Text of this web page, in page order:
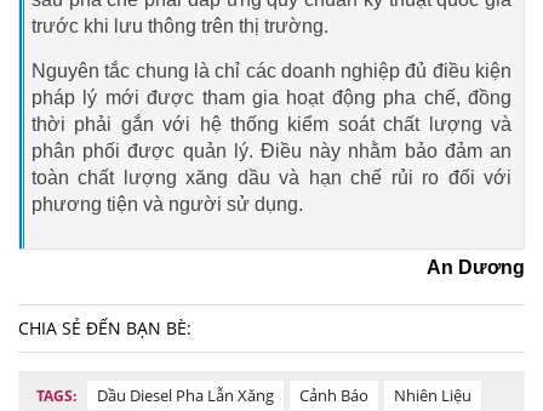
trước khi lưu thông trên thị trường.
Nguyên tắc chung là chỉ các doanh nghiệp đủ điều kiện
pháp lý mới được tham gia hoạt động pha chế, đồng
thời phải gắn với hệ thống kiểm soát chất lượng và
phân phối được quản lý. Điều này nhằm bảo đảm an
toàn chất lượng xăng dầu và hạn chế rủi ro đối với
phương tiện và người sử dụng.
An Dương
CHIA SẺ ĐẾN BẠN BÈ:
TAGS: Dầu Diesel Pha Lẫn Xăng Cảnh Báo
Nhiên Liệu